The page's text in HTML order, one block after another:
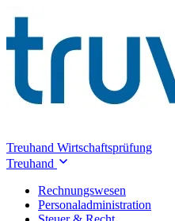
Treuhand Wirtschaftsprüfung
Treuhand
Rechnungswesen
Personaladministration